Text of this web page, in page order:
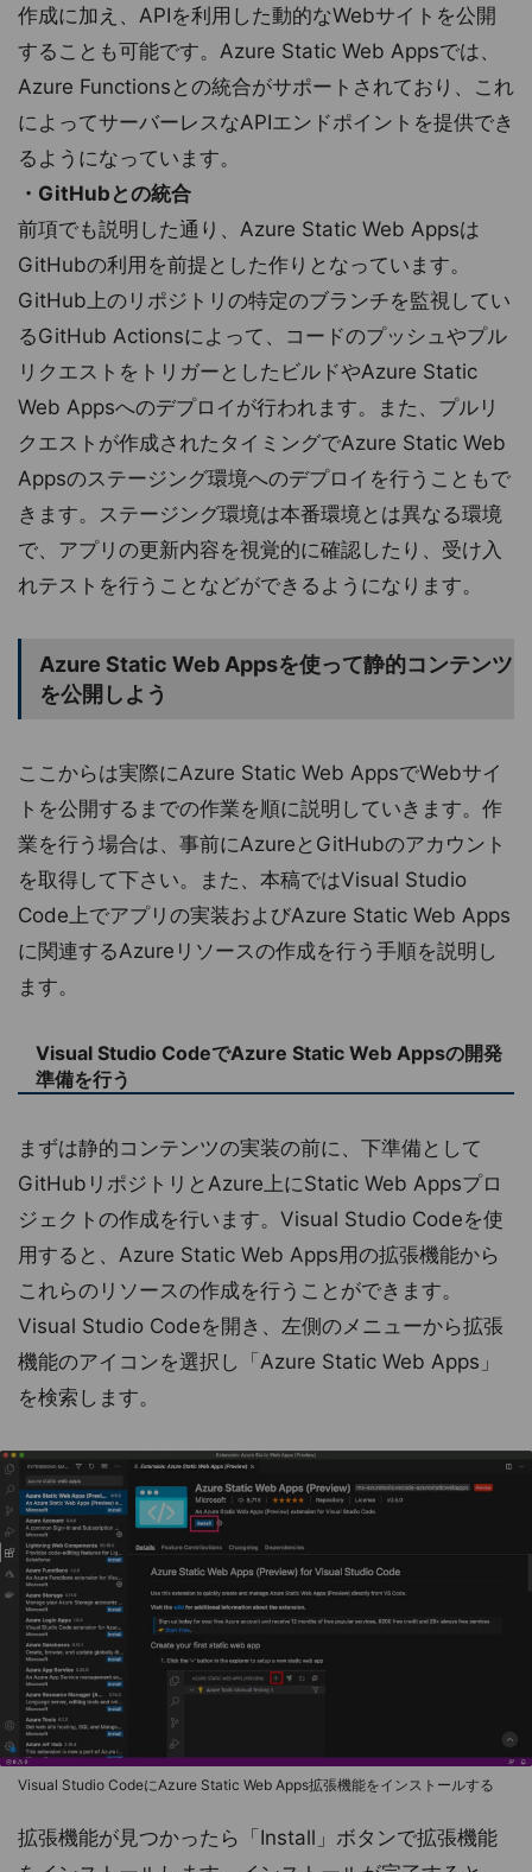
作成に加え、APIを利用した動的なWebサイトを公開
することも可能です。Azure Static Web Appsでは、
Azure Functionsとの統合がサポートされており、これ
によってサーバーレスなAPIエンドポイントを提供でき
るようになっています。
・GitHubとの統合
前項でも説明した通り、Azure Static Web Appsは
GitHubの利用を前提とした作りとなっています。
GitHub上のリポジトリの特定のブランチを監視してい
るGitHub Actionsによって、コードのプッシュやプル
リクエストをトリガーとしたビルドやAzure Static
Web Appsへのデプロイが行われます。また、プルリ
クエストが作成されたタイミングでAzure Static Web
Appsのステージング環境へのデプロイを行うこともで
きます。ステージング環境は本番環境とは異なる環境
で、アプリの更新内容を視覚的に確認したり、受け入
れテストを行うことなどができるようになります。
Azure Static Web Appsを使って静的コンテンツ
を公開しよう
ここからは実際にAzure Static Web AppsでWebサイ
トを公開するまでの作業を順に説明していきます。作
業を行う場合は、事前にAzureとGitHubのアカウント
を取得して下さい。また、本稿ではVisual Studio
Code上でアプリの実装およびAzure Static Web Apps
に関連するAzureリソースの作成を行う手順を説明し
ます。
Visual Studio CodeでAzure Static Web Appsの開発
準備を行う
まずは静的コンテンツの実装の前に、下準備として
GitHubリポジトリとAzure上にStatic Web Appsプロ
ジェクトの作成を行います。Visual Studio Codeを使
用すると、Azure Static Web Apps用の拡張機能から
これらのリソースの作成を行うことができます。
Visual Studio Codeを開き、左側のメニューから拡張
機能のアイコンを選択し「Azure Static Web Apps」
を検索します。
Visual Studio CodeにAzure Static Web Apps拡張機能をインストールする
拡張機能が見つかったら「Install」ボタンで拡張機能